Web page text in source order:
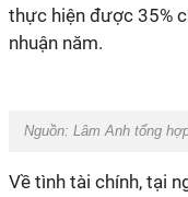
thực hiện được 35%
nhuận năm.
Nguồn: Lâm Anh tổng
Về tình tài chính, tại